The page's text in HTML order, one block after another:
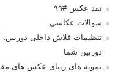
نقد عکس #۹۹
سوالات عکاسی
تنظیمات فلاش داخلی دوربین:
دوربین شما
نمونه های زیبای عکس های